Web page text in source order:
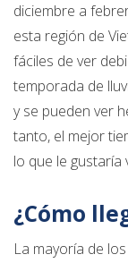
diciembre a
esta región de
fáciles de ver
temporada de
y se pueden ver
tanto, el mejor
lo que le gustaría
¿Cómo
La mayoría de